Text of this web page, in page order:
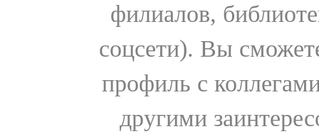
филиалов,
соцсети). Вы
профиль с
другими